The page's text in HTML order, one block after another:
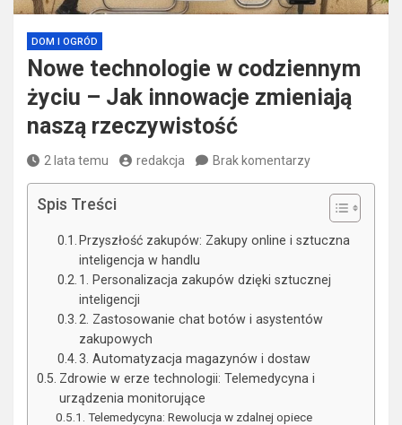
DOM I OGRÓD
Nowe technologie w codziennym
życiu – Jak innowacje zmieniają
naszą rzeczywistość
2 lata temu redakcja Brak komentarzy
Spis Treści
Przyszłość zakupów: Zakupy online i sztuczna
inteligencja w handlu
1. Personalizacja zakupów dzięki sztucznej
inteligencji
2. Zastosowanie chat botów i asystentów
zakupowych
3. Automatyzacja magazynów i dostaw
Zdrowie w erze technologii: Telemedycyna i
urządzenia monitorujące
Telemedycyna: Rewolucja w zdalnej opiece